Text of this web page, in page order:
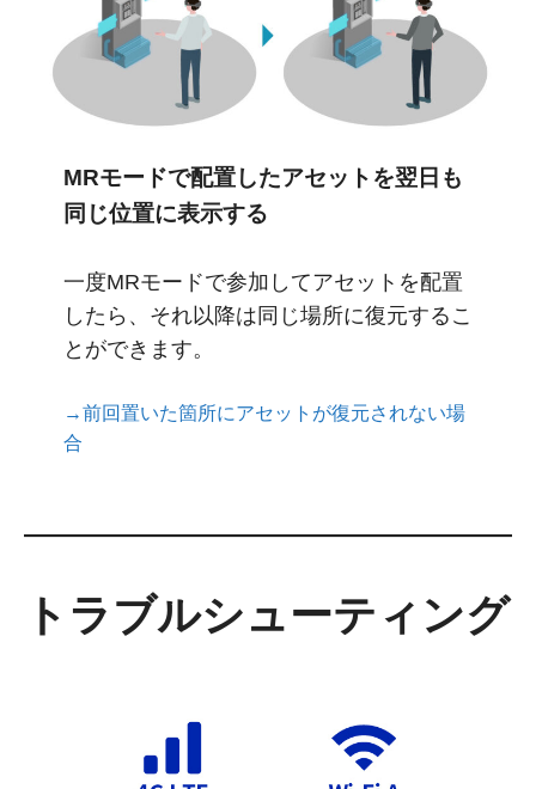
MRモードで配置したアセットを翌日も
同じ位置に表示する
一度MRモードで参加してアセットを配置
したら、それ以降は同じ場所に復元するこ
とができます。
→前回置いた箇所にアセットが復元されない場
合
トラブルシューティング